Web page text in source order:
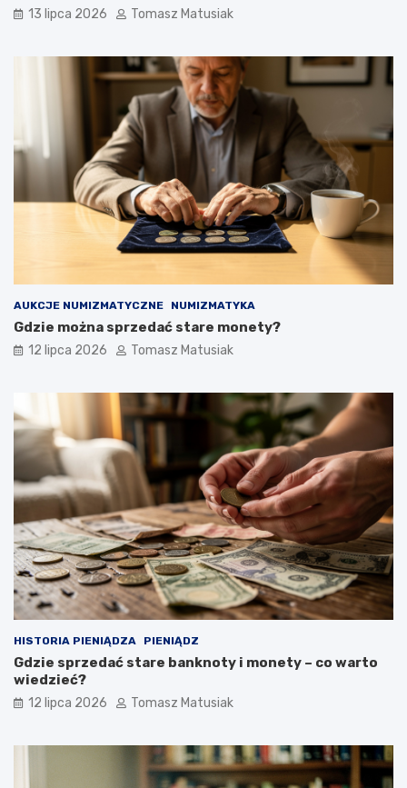
13 lipca 2026 Tomasz Matusiak
AUKCJE NUMIZMATYCZNE NUMIZMATYKA
Gdzie można sprzedać stare monety?
12 lipca 2026 Tomasz Matusiak
HISTORIA PIENIĄDZA PIENIĄDZ
Gdzie sprzedać stare banknoty i monety – co warto
wiedzieć?
12 lipca 2026 Tomasz Matusiak